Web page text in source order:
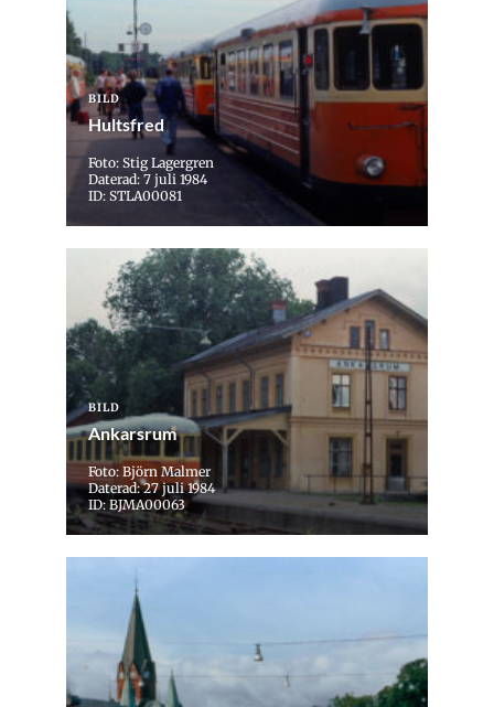
BILD
Hultsfred
Foto: Stig Lagergren
Daterad: 7 juli 1984
ID: STLA00081
BILD
Ankarsrum
Foto: Björn Malmer
Daterad: 27 juli 1984
ID: BJMA00063